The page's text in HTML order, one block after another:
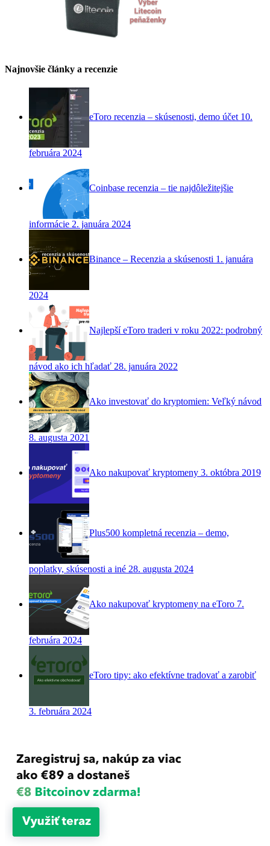
Najnovšie články a recenzie
eToro recenzia – skúsenosti, demo účet 10.
februára 2024
Coinbase recenzia – tie najdôležitejšie
informácie 2. januára 2024
Binance – Recenzia a skúsenosti 1. januára
2024
Najlepší eToro traderi v roku 2022: podrobný
návod ako ich hľadať 28. januára 2022
Ako investovať do kryptomien: Veľký návod
8. augusta 2021
Ako nakupovať kryptomeny 3. októbra 2019
Plus500 kompletná recenzia – demo,
poplatky, skúsenosti a iné 28. augusta 2024
Ako nakupovať kryptomeny na eToro 7.
februára 2024
eToro tipy: ako efektívne tradovať a zarobiť
3. februára 2024